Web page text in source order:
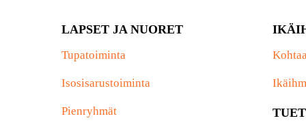
LAPSET JA NUORET
Tupatoiminta
Isosisarustoiminta
Pienryhmät